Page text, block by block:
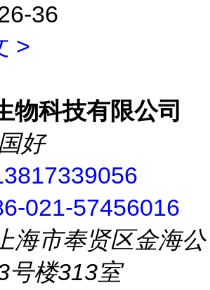
36
>
物科技有限公司
好
021-57456016
海市奉贤区金海公
号楼313室